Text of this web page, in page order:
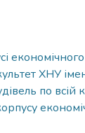
ХНУ
по всій